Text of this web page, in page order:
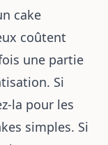
cake
coûtent
une partie
Si
la pour les
simples. Si